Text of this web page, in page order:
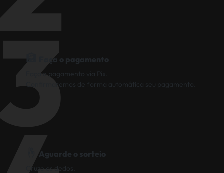
🏦 Faça o pagamento
Faça o pagamento via Pix.
Confirmaremos de forma automática seu pagamento.
Aguarde o sorteio
Cruze os dedos.